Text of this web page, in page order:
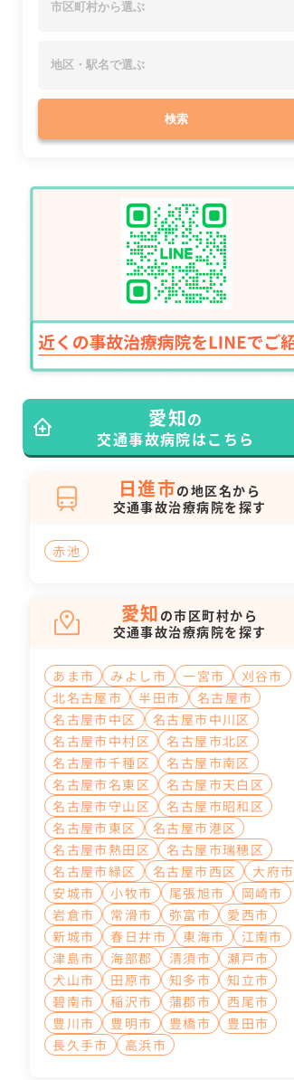
検索
愛知の
交通事故病院はこちら
日進市の地区名から
交通事故治療病院を探す
赤池
愛知 の市区町村から
交通事故治療病院を探す
あま市 みよし市 一宮市
刈谷市
北名古屋市
半田市
名古屋市
名古屋市中区
名古屋市中川区
名古屋市中村区
名古屋市北区
名古屋市千種区
名古屋市南区
名古屋市名東区
名古屋市天白区
名古屋市守山区
名古屋市昭和区
名古屋市東区
名古屋市港区
名古屋市熱田区
名古屋市瑞穂区
名古屋市緑区
名古屋市西区
大府市
安城市
小牧市 尾張旭市
岡崎市
岩倉市
常滑市 弥富市
愛西市
新城市
春日井市 東海市
江南市
津島市
海部郡 清須市
瀬戸市
犬山市
田原市 知多市
知立市
碧南市
稲沢市 蒲郡市
西尾市
豊川市
豊明市 豊橋市
豊田市
長久手市
高浜市